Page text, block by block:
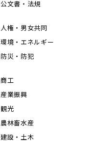
公文書・法規
人権・男女共同
環境・エネルギー
防災・防犯
商工
産業振興
観光
農林畜水産
建設・土木